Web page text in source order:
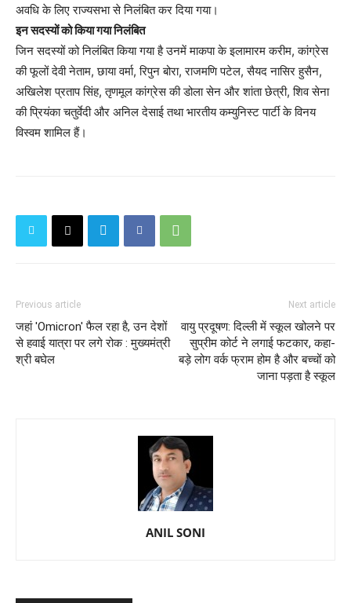
अवधि के लिए राज्यसभा से निलंबित कर दिया गया।
इन सदस्यों को किया गया निलंबित
जिन सदस्यों को निलंबित किया गया है उनमें माकपा के इलामारम करीम, कांग्रेस
की फूलों देवी नेताम, छाया वर्मा, रिपुन बोरा, राजमणि पटेल, सैयद नासिर हुसैन,
अखिलेश प्रताप सिंह, तृणमूल कांग्रेस की डोला सेन और शांता छेत्री, शिव सेना
की प्रियंका चतुर्वेदी और अनिल देसाई तथा भारतीय कम्युनिस्ट पार्टी के विनय
विस्वम शामिल हैं।
Previous article
जहां 'Omicron' फैल रहा है, उन देशों
से हवाई यात्रा पर लगे रोक : मुख्यमंत्री
श्री बघेल
Next article
वायु प्रदूषण: दिल्ली में स्कूल खोलने पर
सुप्रीम कोर्ट ने लगाई फटकार, कहा-
बड़े लोग वर्क फ्राम होम है और बच्चों को
जाना पड़ता है स्कूल
ANIL SONI